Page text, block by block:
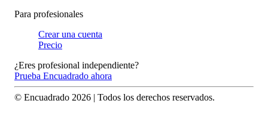
Para profesionales
Crear una cuenta
Precio
¿Eres profesional independiente?
Prueba Encuadrado ahora
© Encuadrado 2026 | Todos los derechos reservados.